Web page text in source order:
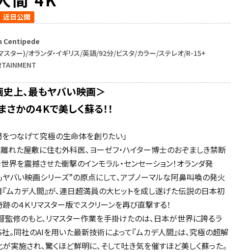
近日公開
Centipede
ター)/オランダ・イギリス/英語/92分/ビスタ/カラー/ステレオ/R-15+
上、最もヤバい映画＞
さかの４Kで美しく蘇る！！
をつなげて究極の生命体を創りたい」
れた屋敷に住む外科医、ヨーゼフ・ハイター博士のおぞましき禁断
界を震撼させた衝撃のインモラル・センセーション！オランダ発
バい映画シリーズ”の原点にして、アブノーマルな阿鼻叫喚の発火
ムカデ人間』が、連日超満員の大ヒットを成し遂げた伝説の日本初
の４Ｋリマスター版でスクリーンを再び直撃する！
監修のもと、リマスター作業を手掛けたのは、日本が世界に誇るラ
。同社のAIを用いた最新技術によって『ムカデ人間』は、究極の超解
実施され、驚くほど鮮明に、そして吐き気を催すほど美しく蘇った。